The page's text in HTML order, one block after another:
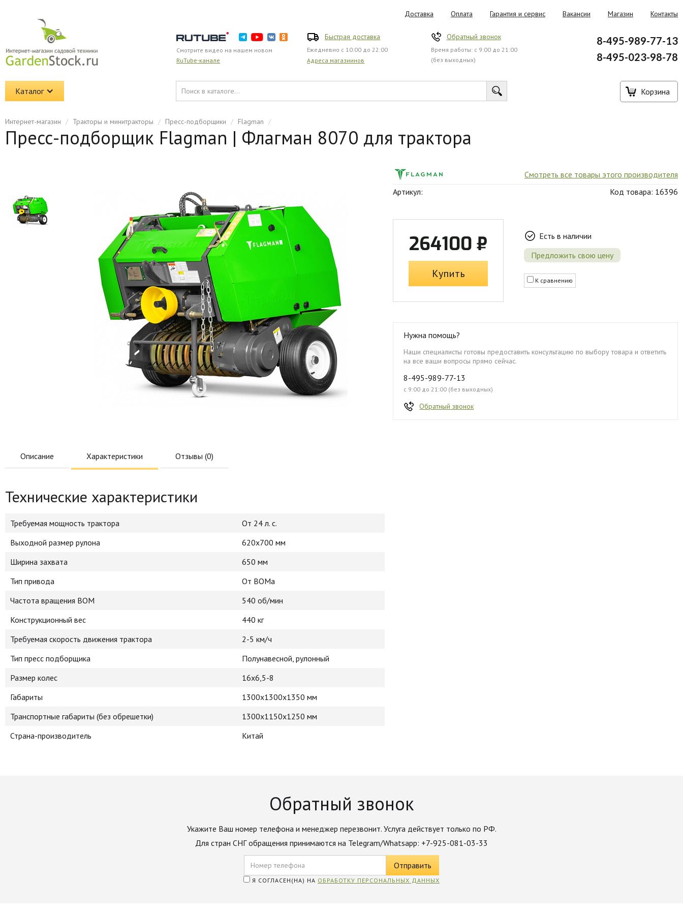
Доставка Оплата Гарантия и сервис Вакансии Магазин Контакты
Смотрите видео на нашем новом
RuTube-канале
Быстрая доставка
Ежедневно с 10:00 до 22:00
Адреса магазиинов
Обратный звонок
Время работы: с 9:00 до 21:00
(без выходных)
8-495-989-77-13
8-495-023-98-78
Каталог Корзина
Интернет-магазин / Тракторы и минитракторы / Пресс-подборщики / Flagman /
Пресс-подборщик Flagman | Флагман 8070 для трактора
Смотреть все товары этого производителя
Артикул:
Код товара: 16396
264100 ₽
Купить
Есть в наличии
Предложить свою цену
К сравнению
Нужна помощь?
Наши специалисты готовы предоставить консультацию по выбору товара и ответить
на все ваши вопросы прямо сейчас.
8-495-989-77-13
с 9:00 до 21:00 (без выходных)
Обратный звонок
Описание Характеристики Отзывы (0)
Технические характеристики
Требуемая мощность трактора
От 24 л. с.
Выходной размер рулона
620х700 мм
Ширина захвата
650 мм
Тип привода
От ВОМа
Частота вращения ВОМ
540 об/мин
Конструкционный вес
440 кг
Требуемая скорость движения трактора
2-5 км/ч
Тип пресс подборщика
Полунавесной, рулонный
Размер колес
16x6,5-8
Габариты
1300х1300х1350 мм
Транспортные габариты (без обрешетки)
1300х1150х1250 мм
Страна-производитель
Китай
Обратный звонок
Укажите Ваш номер телефона и менеджер перезвонит. Услуга действует только по РФ.
Для стран СНГ обращения принимаются на Telegram/Whatsapp: +7-925-081-03-33
Я СОГЛАСЕН(НА) НА ОБРАБОТКУ ПЕРСОНАЛЬНЫХ ДАННЫХ